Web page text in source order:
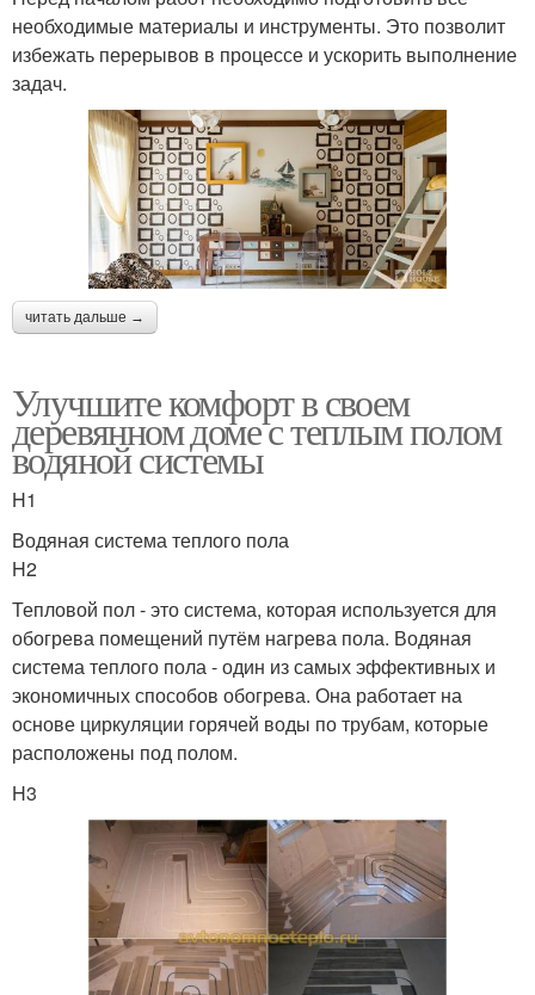
необходимые материалы и инструменты. Это позволит
избежать перерывов в процессе и ускорить выполнение
задач.
читать дальше →
Улучшите комфорт в своем
деревянном доме с теплым полом
водяной системы
H1
Водяная система теплого пола
H2
Тепловой пол - это система, которая используется для
обогрева помещений путём нагрева пола. Водяная
система теплого пола - один из самых эффективных и
экономичных способов обогрева. Она работает на
основе циркуляции горячей воды по трубам, которые
расположены под полом.
H3